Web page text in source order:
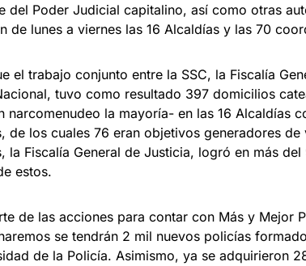
del Poder Judicial capitalino, así como otras
de lunes a viernes las 16 Alcaldías y las 70
el trabajo conjunto entre la SSC, la Fiscalía
tuvo como resultado 397 domicilios
narcomenudeo la mayoría- en las 16 Alcaldías
de los cuales 76 eran objetivos generadores
la Fiscalía General de Justicia, logró en más
estos.
de las acciones para contar con Más y Mejor
se tendrán 2 mil nuevos policías
de la Policía. Asimismo, ya se adquirieron